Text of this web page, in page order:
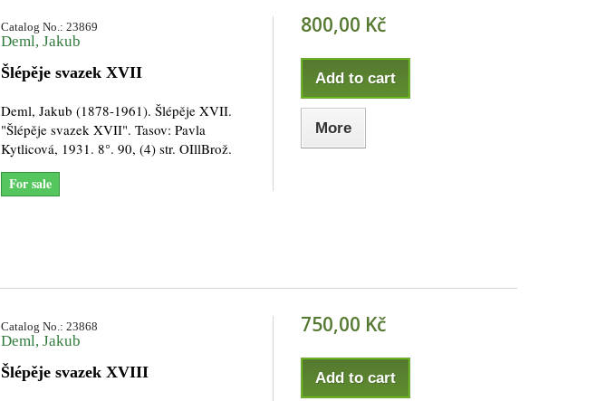
Catalog No.: 23869
Deml, Jakub
Šlépěje svazek XVII
Deml, Jakub (1878-1961). Šlépěje XVII.
"Šlépěje svazek XVII". Tasov: Pavla
Kytlicová, 1931. 8°. 90, (4) str. OIllBrož.
For sale
800,00 Kč
Add to cart
More
Catalog No.: 23868
Deml, Jakub
Šlépěje svazek XVIII
750,00 Kč
Add to cart